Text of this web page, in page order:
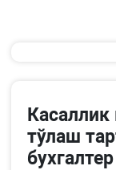
Касаллик
тўлаш